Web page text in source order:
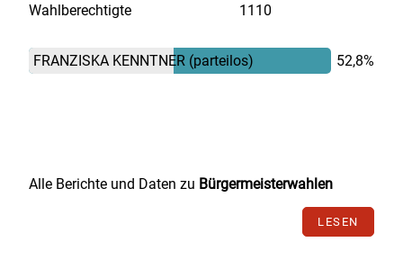
Wahlberechtigte
1110
FRANZISKA KENNTNER (parteilos) 52,8%
Alle Berichte und Daten zu Bürgermeisterwahlen
LESEN